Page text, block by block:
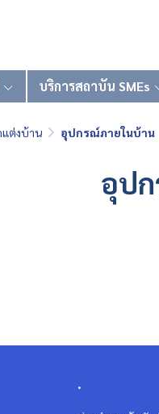
บริการสถาบัน SMEs
แต่งบ้าน อุปกรณ์ภายในบ้าน
อุป
.